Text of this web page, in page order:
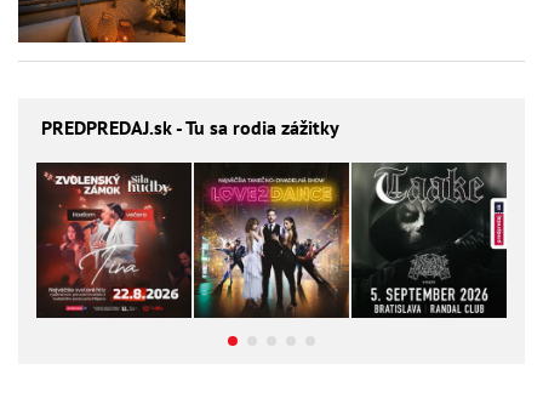
PREDPREDAJ.sk - Tu sa rodia zážitky